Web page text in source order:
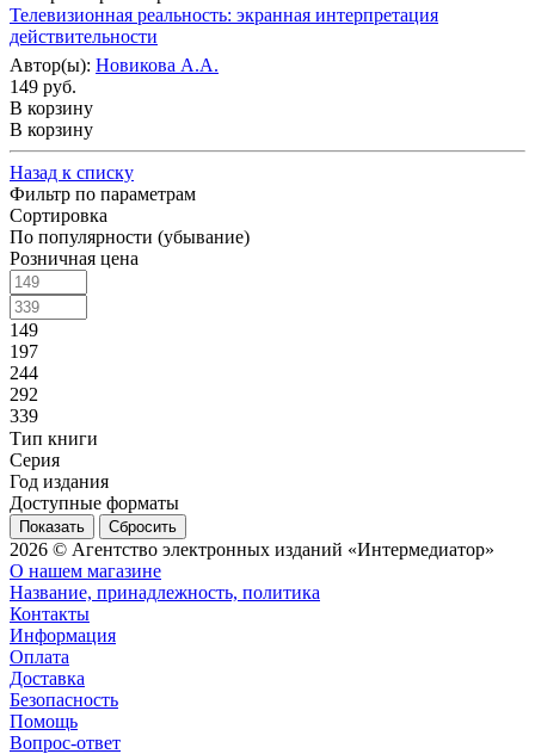
Телевизионная реальность: экранная интерпретация
действительности
Автор(ы): Новикова А.А.
149 руб.
В корзину
В корзину
Назад к списку
Фильтр по параметрам
Сортировка
По популярности (убывание)
Розничная цена
149
197
244
292
339
Тип книги
Серия
Год издания
Доступные форматы
Сбросить
2026 © Агентство электронных изданий «Интермедиатор»
О нашем магазине
Название, принадлежность, политика
Контакты
Информация
Оплата
Доставка
Безопасность
Помощь
Вопрос-ответ